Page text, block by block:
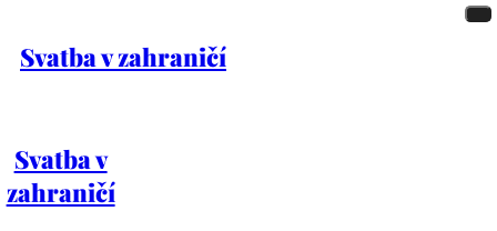
Svatba v zahraničí
Svatba v
zahraničí